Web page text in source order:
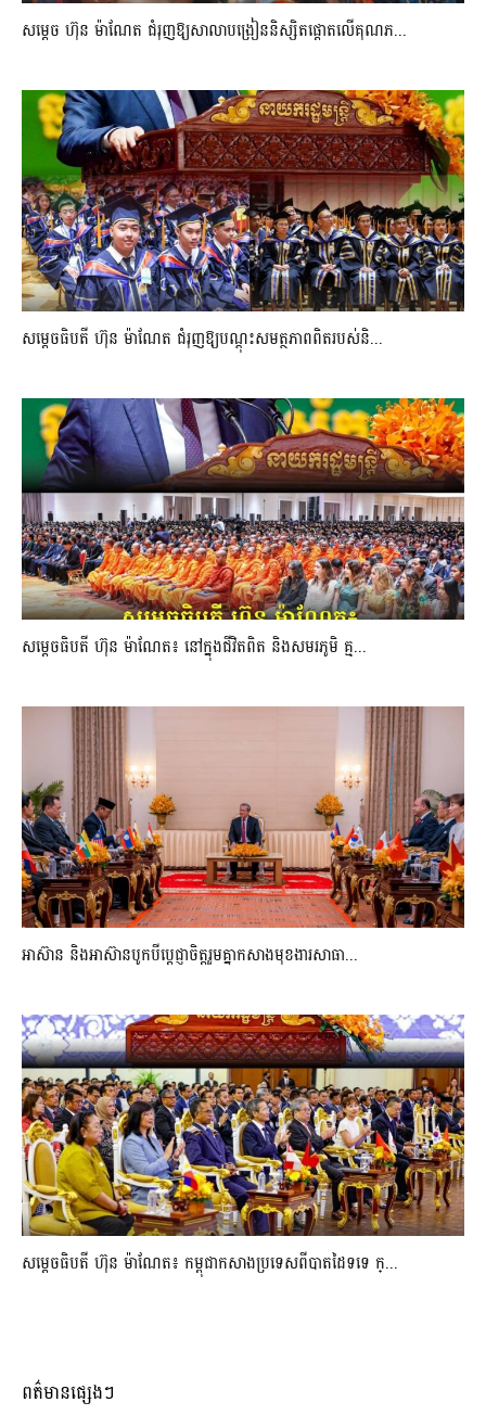
សម្តេច ហ៊ុន ម៉ាណែត ជំរុញឱ្យសាលាបង្រៀននិស្សិតផ្តោតលើគុណភ...
សម្តេចធិបតី ហ៊ុន ម៉ាណែត ជំរុញឱ្យបណ្តុះសមត្ថភាពពិតរបស់និ...
សម្តេចធិបតី ហ៊ុន ម៉ាណែត៖ នៅក្នុងជីវិតពិត និងសមរភូមិ គ្ម...
អាស៊ាន និងអាស៊ានបូកបីប្តេជ្ញាចិត្តរួមគ្នាកសាងមុខងារសាធា...
សម្ដេចធិបតី ហ៊ុន ម៉ាណែត៖ កម្ពុជាកសាងប្រទេសពីបាតដៃទទេ ក្...
ពត៌មានផ្សេងៗ